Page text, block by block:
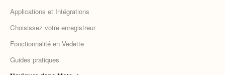
Applications et Intégrations
Choisissez votre enregistreur
Fonctionnalité en Vedette
Guides pratiques